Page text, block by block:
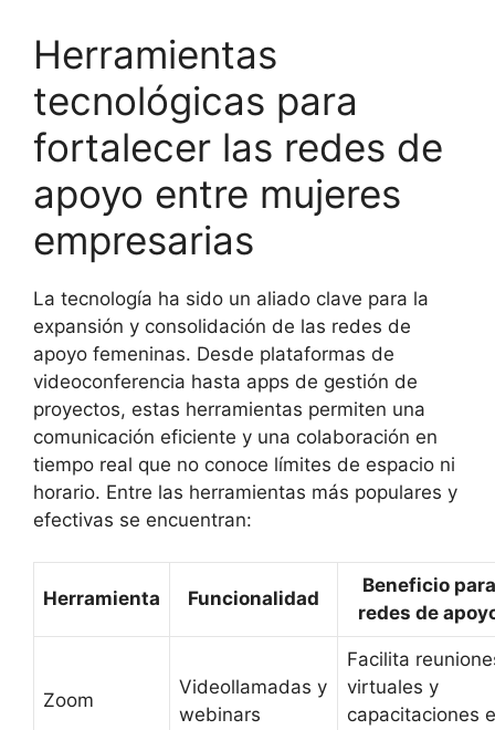
Herramientas
tecnológicas para
fortalecer las redes de
apoyo entre mujeres
empresarias
La tecnología ha sido un aliado clave para la
expansión y consolidación de las redes de
apoyo femeninas. Desde plataformas de
videoconferencia hasta apps de gestión de
proyectos, estas herramientas permiten una
comunicación eficiente y una colaboración en
tiempo real que no conoce límites de espacio ni
horario. Entre las herramientas más populares y
efectivas se encuentran:
Herramienta Funcionalidad
Beneficio para
redes de
Zoom
Videollamadas y
webinars
Facilita
virtuales y
capacitaciones